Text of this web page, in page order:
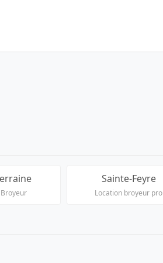
Sainte-Feyre
Location broyeur pro